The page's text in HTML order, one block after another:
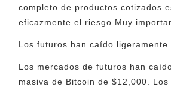
completo de productos cotizados
eficazmente el riesgo Muy
Los futuros han caído
Los mercados de futuros han
masiva de Bitcoin de $12,000.